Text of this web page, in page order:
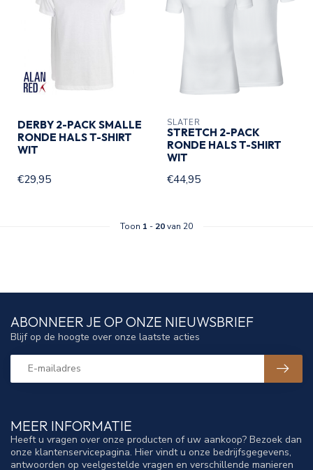
DERBY 2-PACK SMALLE
RONDE HALS T-SHIRT
WIT
€29,95
SLATER
STRETCH 2-PACK
RONDE HALS T-SHIRT
WIT
€44,95
Toon 1 - 20van 20
MEER INFORMATIE
Heeft u vragen over onze producten of uw aankoop? Bezoek dan
onze klantenservicepagina. Hier vindt u onze bedrijfsgegevens,
antwoorden op veelgestelde vragen en verschillende manieren
ABONNEER JE OP ONZE NIEUWSBRIEF
Blijf op de hoogte over onze laatste acties